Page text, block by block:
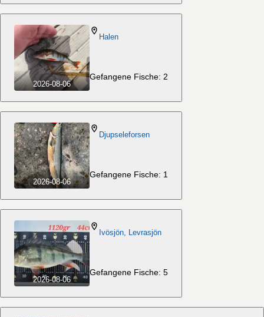
2026-08-06
Halen
Gefangene Fische: 2
2026-08-06
Djupseleforsen
Gefangene Fische: 1
2026-08-06
Ivösjön, Levrasjön
Gefangene Fische: 5